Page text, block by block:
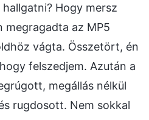
Hogy mersz
megragadta az MP5
vágta. Összetört, én
felszedjem. Azután a
megállás nélkül
rugdosott. Nem sokkal